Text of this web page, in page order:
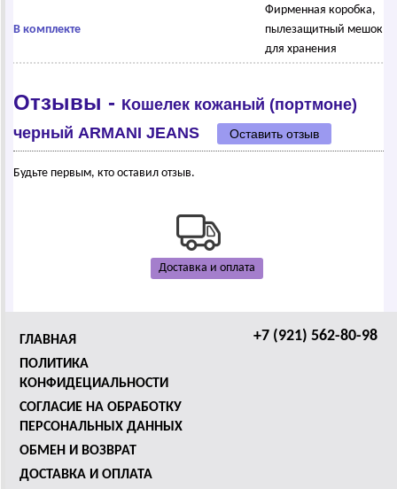
В комплекте
Фирменная коробка,
пылезащитный мешок
для хранения
Отзывы - Кошелек кожаный (портмоне)
черный АRМАNI JEANS
Оставить отзыв
Будьте первым, кто оставил отзыв.
Доставка и оплата
+7 (921) 562-80-98
ГЛАВНАЯ
ПОЛИТИКА
КОНФИДЕЦИАЛЬНОСТИ
СОГЛАСИЕ НА ОБРАБОТКУ
ПЕРСОНАЛЬНЫХ ДАННЫХ
ОБМЕН И ВОЗВРАТ
ДОСТАВКА И ОПЛАТА